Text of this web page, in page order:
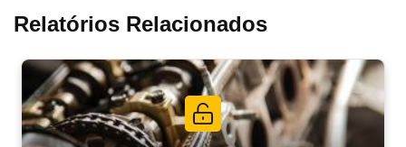
Relatórios Relacionados